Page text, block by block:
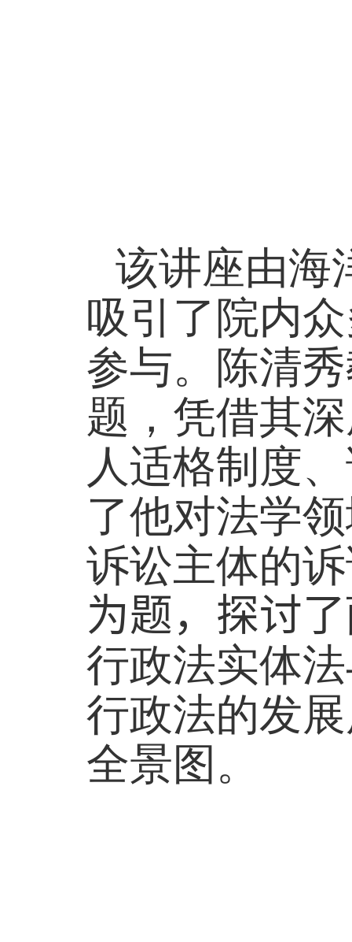
该讲座由海
吸引了院内
参与。陈清
题，凭借其
人适格制度
了他对法学
诉讼主体的
为题，探讨了
行政法实体
行政法的发
全景图。